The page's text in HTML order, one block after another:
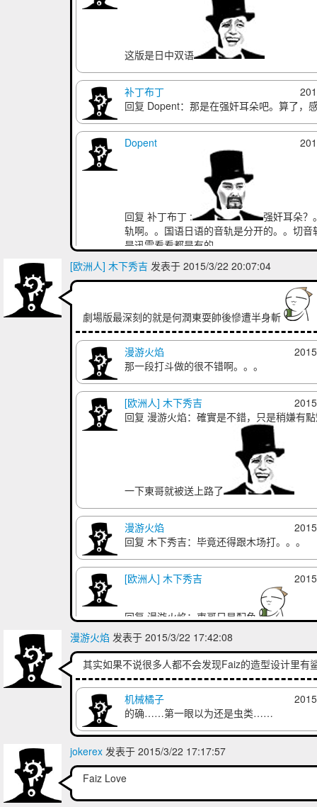
这版是日中双语
补丁布丁
回复 Dopent：那是在强奸耳朵吧。算了，
Dopent
回复 补丁布丁 :
强奸耳朵？
轨啊。。国语日语的音轨是分开的。。切音
是迅雷看看都是有的。
补丁布丁
回复 Dopent：原来是这样，十分感谢
[欧洲人] 木下秀吉 发表于 2015/3/22 20:07:04
劇場版最深刻的就是何潤東耍帥後慘遭半身斬
漫游火焰
那一段打斗做的很不错啊。。。
[欧洲人] 木下秀吉
回复 漫游火焰：確實是不錯，只是稍嫌有
一下東哥就被送上路了
漫游火焰
回复 木下秀吉：毕竟还得跟木场打。。。
[欧洲人] 木下秀吉
回复 漫游火焰：東哥只是配角
漫游火焰 发表于 2015/3/22 17:42:08
其实如果不说很多人都不会发现Faiz的造型设计里有
机械橘子
的确……第一眼以为还是虫类……
jokerex发表于 2015/3/22 17:17:57
Faiz Love